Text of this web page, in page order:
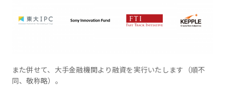
また併せて、大手金融機関より融資を実行いたします（順不
同、敬称略）。